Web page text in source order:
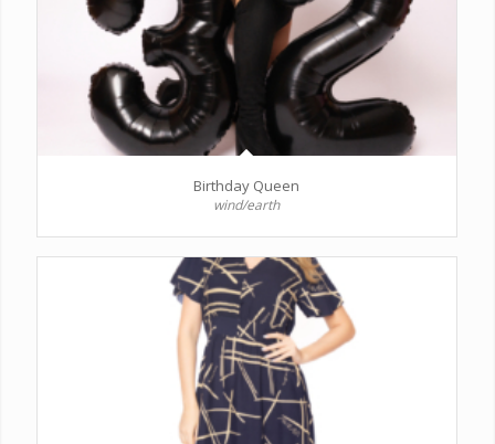
Birthday Queen
wind/earth